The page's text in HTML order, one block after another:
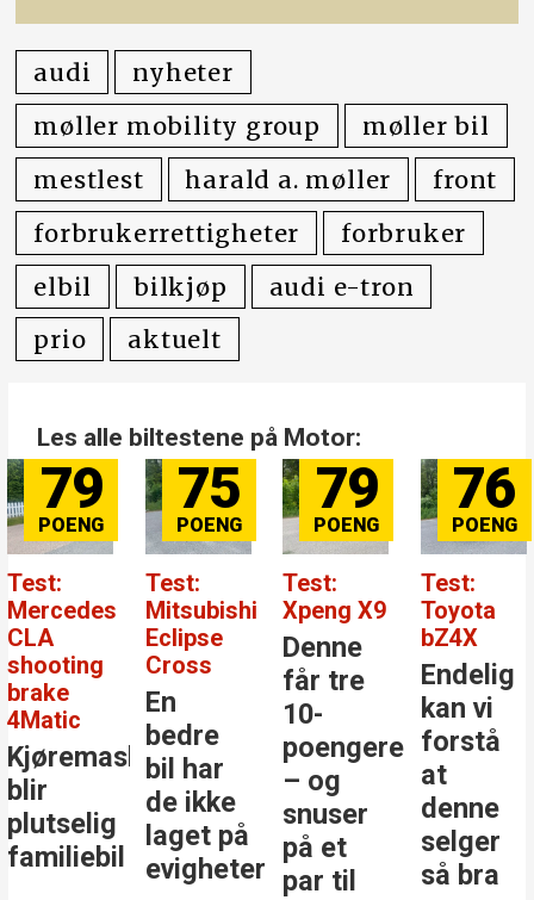
audi
nyheter
møller mobility group
møller bil
mestlest
harald a. møller
front
forbrukerrettigheter
forbruker
elbil
bilkjøp
audi e-tron
prio
aktuelt
Les alle biltestene på Motor:
75
Mitsubishi
Eclipse
Cross
bedre
bil har
de ikke
laget på
evigheter
79
Xpeng X9
Denne
får tre
poengere
snuser
på et
par til
76
Toyota
bZ4X
Endelig
kan vi
forstå
denne
selger
så bra